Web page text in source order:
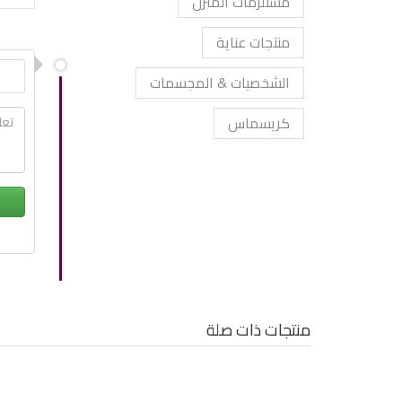
منتجات عناية
الشخصيات & المجسمات
كريسماس
منتجات ذات صلة